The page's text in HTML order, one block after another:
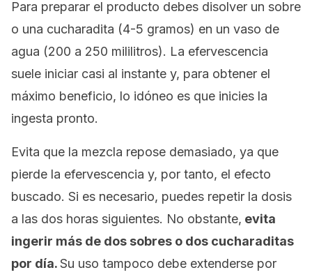
Para preparar el producto debes disolver un sobre
o una cucharadita (4-5 gramos) en un vaso de
agua (200 a 250 mililitros). La efervescencia
suele iniciar casi al instante y, para obtener el
máximo beneficio, lo idóneo es que inicies la
ingesta pronto.
Evita que la mezcla repose demasiado, ya que
pierde la efervescencia y, por tanto, el efecto
buscado. Si es necesario, puedes repetir la dosis
a las dos horas siguientes. No obstante, evita
ingerir más de dos sobres o dos cucharaditas
por día.Su uso tampoco debe extenderse por